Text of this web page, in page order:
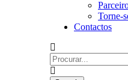
Torne-
Contactos